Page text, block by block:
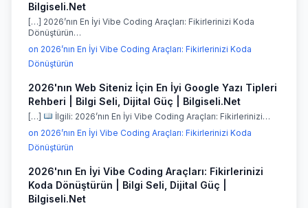
Bilgiseli.Net
[…] 2026’nın En İyi Vibe Coding Araçları: Fikirlerinizi Koda
Dönüştürün…
on 2026’nın En İyi Vibe Coding Araçları: Fikirlerinizi Koda
Dönüştürün
2026'nın Web Siteniz İçin En İyi Google Yazı Tipleri
Rehberi | Bilgi Seli, Dijital Güç | Bilgiseli.Net
[…]
İlgili: 2026’nın En İyi Vibe Coding Araçları: Fikirlerinizi…
on 2026’nın En İyi Vibe Coding Araçları: Fikirlerinizi Koda
Dönüştürün
2026'nın En İyi Vibe Coding Araçları: Fikirlerinizi
Koda Dönüştürün | Bilgi Seli, Dijital Güç |
Bilgiseli.Net